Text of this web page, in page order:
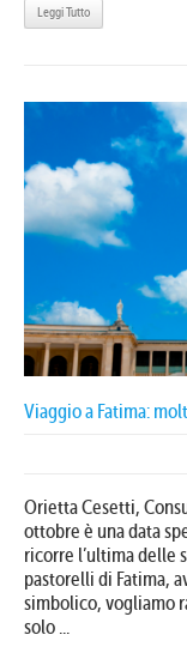
Leggi Tutto
Viaggio a Fatima:
Orietta Cesetti,
ottobre è una data
ricorre l’ultima delle
pastorelli di Fatima,
simbolico, vogliamo
solo ...